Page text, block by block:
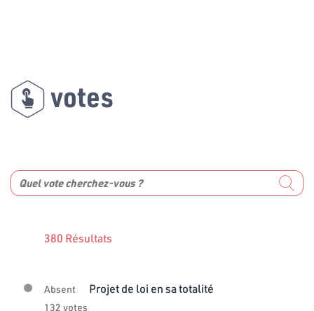
votes
380 Résultats
Absent Projet de loi en sa totalité
132 votes